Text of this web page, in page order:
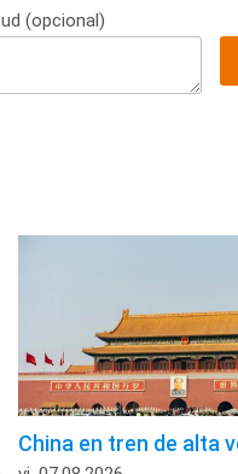
(opcional)
China en tren de alta